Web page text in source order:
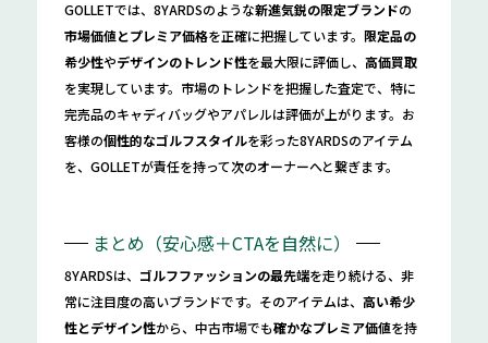
GOLLETでは、8YARDSのような新進気鋭の限定ブランドの
市場価値とプレミア価格を正確に把握しています。 限定品の
希少性やデザインのトレンド性を最大限に評価し、 高価買取
を実現しています。市場のトレンドを把握した査定で、特に
完売品のキャディバッグやアパレルは評価が上がります。お
客様の個性的なゴルフスタイルを彩った8YARDSのアイテム
を、GOLLETが責任を持って次のオーナーへと繋ぎます。
まとめ（安心感＋CTAを自然に）
8YARDSは、 ゴルフファッションの最先端を走り続ける、非
常に注目度の高いブランドです。そのアイテムは、 高い希少
性とデザイン性から、中古市場でも確かなプレミア価値を持